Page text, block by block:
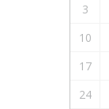
3
10
17
24